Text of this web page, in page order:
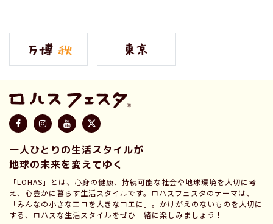
一人ひとりの生活スタイルが
地球の未来を変えてゆく
「LOHAS」とは、心身の健康、持続可能な社会や地球環境を大切に考
え、心豊かに暮らす生活スタイルです。ロハスフェスタのテーマは、
「みんなの小さなエコを大きなコエに」。かけがえのないものを大切に
する、ロハスな生活スタイルをぜひ一緒に楽しみましょう！